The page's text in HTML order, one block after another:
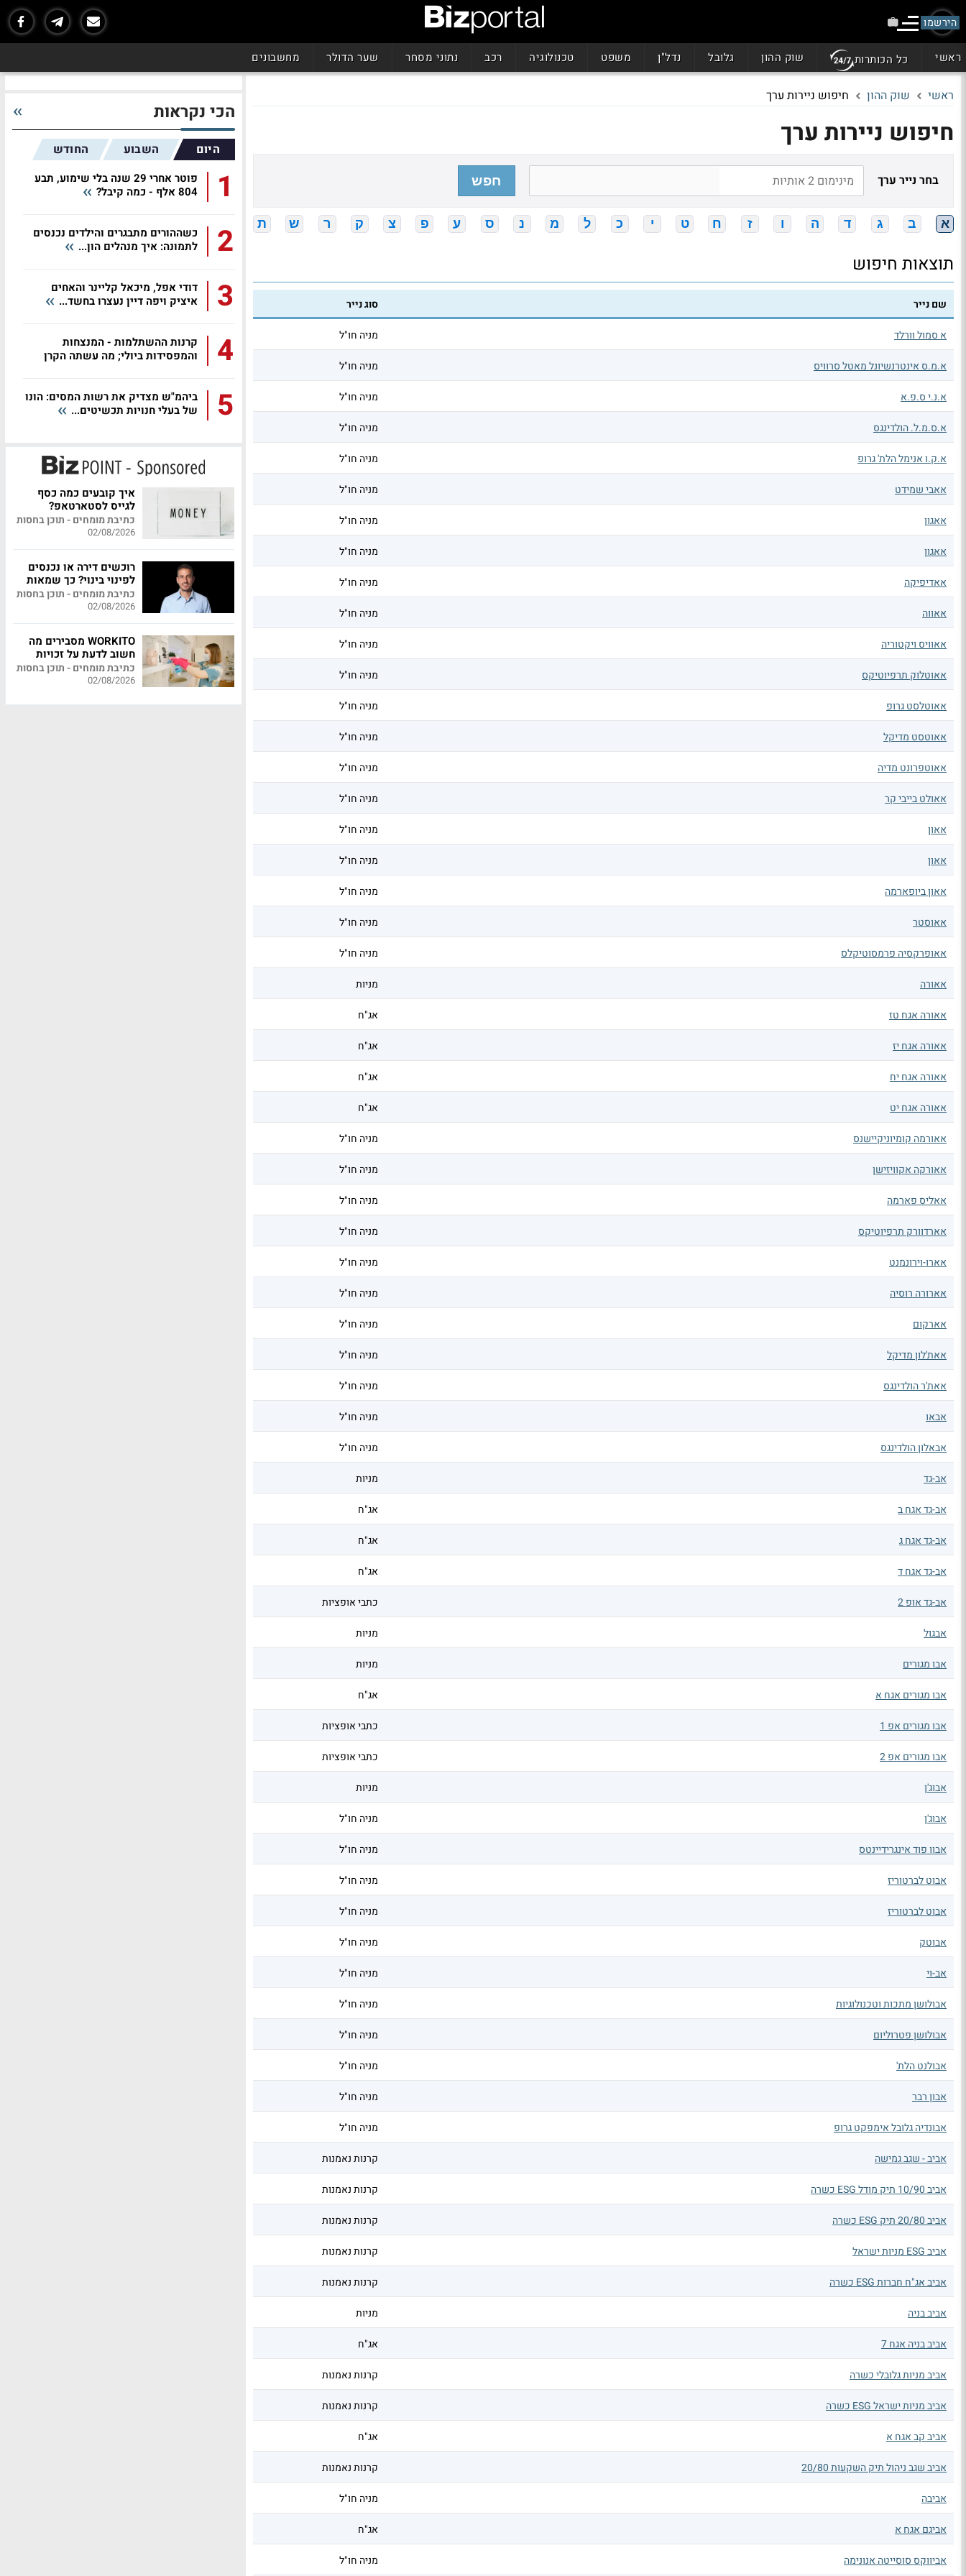
הירשמו
ראשי כל הכותרות שוק ההון גלובל נדל"ן משפט טכנולוגיה רכב נתוני מסחר שער הדולר מחשבונים
ראשי שוק ההון חיפוש ניירות ערך
חיפוש ניירות ערך
בחר נייר ערך חפש
א ב ג ד ה ו ז ח ט י כ ל מ נ ס ע פ צ ק ר ש ת
תוצאות חיפוש
שם נייר סוג נייר
א סמול וורלד מניה חו"ל
א.מ.ס אינטרנשיונל מאטל סרוויס מניה חו"ל
א.נ.י ס.פ.א מניה חו"ל
א.ס.מ.ל. הולדינגס מניה חו"ל
א.ק.ו אנימל הלת' גרופ מניה חו"ל
אאבי שמידט מניה חו"ל
אאגון מניה חו"ל
אאגון מניה חו"ל
אאדיפיקה מניה חו"ל
אאווה מניה חו"ל
אאוויס ויקטוריה מניה חו"ל
אאוטלוק תרפיוטיקס מניה חו"ל
אאוטלסט גרופ מניה חו"ל
אאוטסט מדיקל מניה חו"ל
אאוטפרונט מדיה מניה חו"ל
אאולט בייבי קר מניה חו"ל
אאון מניה חו"ל
אאון מניה חו"ל
אאון ביופארמה מניה חו"ל
אאוסטר מניה חו"ל
אאופרקסיה פרמסוטיקלס מניה חו"ל
אאורה מניות
אאורה אגח טז אג"ח
אאורה אגח יז אג"ח
אאורה אגח יח אג"ח
אאורה אגח יט אג"ח
אאורמה קומיוניקיישנס מניה חו"ל
אאורקה אקוויזישן מניה חו"ל
אאליס פארמה מניה חו"ל
אארדוורק תרפיוטיקס מניה חו"ל
אארו-וירונמנט מניה חו"ל
אארורה רוסיה מניה חו"ל
אארקום מניה חו"ל
אאת'לון מדיקל מניה חו"ל
אאת'ר הולדינגס מניה חו"ל
אבאו מניה חו"ל
אבאלון הולדינגס מניה חו"ל
אב-גד מניות
אב-גד אגח ב אג"ח
אב-גד אגח ג אג"ח
אב-גד אגח ד אג"ח
אב-גד אופ 2 כתבי אופציות
אבגול מניות
אבו מגורים מניות
אבו מגורים אגח א אג"ח
אבו מגורים אפ 1 כתבי אופציות
אבו מגורים אפ 2 כתבי אופציות
אבוג'ן מניות
אבוג'ן מניה חו"ל
אבוו פוד אינגרידיינטס מניה חו"ל
אבוט לברטוריז מניה חו"ל
אבוט לברטוריז מניה חו"ל
אבוטק מניה חו"ל
אב-וי מניה חו"ל
אבולושן מתכות וטכנולוגיות מניה חו"ל
אבולושן פטרוליום מניה חו"ל
אבולנט הלת' מניה חו"ל
אבון רבר מניה חו"ל
אבונדיה גלובל אימפקט גרופ מניה חו"ל
אביב - שגב גמישה קרנות נאמנות
אביב 10/90 תיק מודל ESG כשרה קרנות נאמנות
אביב 20/80 תיק ESG כשרה קרנות נאמנות
אביב ESG מניות ישראל קרנות נאמנות
אביב אג"ח חברות ESG כשרה קרנות נאמנות
אביב בניה מניות
אביב בניה אגח 7 אג"ח
אביב מניות גלובלי כשרה קרנות נאמנות
אביב מניות ישראל ESG כשרה קרנות נאמנות
אביב קב אגח א אג"ח
אביב שגב ניהול תיק השקעות 20/80 קרנות נאמנות
אביבה מניה חו"ל
אביגם אגח א אג"ח
אביווקס סוסייטה אנונימה מניה חו"ל
הכי נקראות
היום השבוע החודש
1
פוטר אחרי 29 שנה בלי שימוע, תבע
804 אלף - כמה קיבל?
2
כשההורים מתבגרים והילדים נכנסים
לתמונה: איך מנהלים הון...
3
דודי אפל, מיכאל קליינר והאחים
איציק ויפה דיין נעצרו בחשד...
4
קרנות ההשתלמות - המנצחות
והמפסידות ביולי; מה עשתה הקרן
5
ביהמ"ש מצדיק את רשות המסים: הונו
של בעלי חנויות תכשיטים...
איך קובעים כמה כסף
לגייס לסטארטאפ?
כתיבת מומחים - תוכן בחסות
02/08/2026
רוכשים דירה או נכנסים
לפינוי בינוי? כך שמאות
מקצועית יכולה לחסוך
לכם מאות אלפי שקלים
כתיבת מומחים - תוכן בחסות
02/08/2026
WORKITO מסבירים מה
חשוב לדעת על זכויות
עובדי משק בית
כתיבת מומחים - תוכן בחסות
02/08/2026